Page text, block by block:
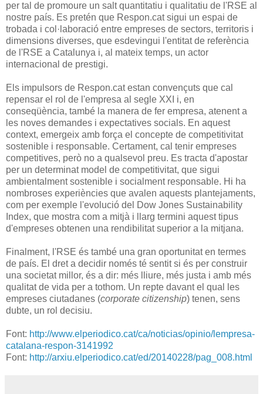
per tal de promoure un salt quantitatiu i qualitatiu de l'RSE al
nostre país. Es pretén que Respon.cat sigui un espai de
trobada i col·laboració entre empreses de sectors, territoris i
dimensions diverses, que esdevingui l'entitat de referència
de l'RSE a Catalunya i, al mateix temps, un actor
internacional de prestigi.
Els impulsors de Respon.cat estan convençuts que cal
repensar el rol de l'empresa al segle XXI i, en
conseqüència, també la manera de fer empresa, atenent a
les noves demandes i expectatives socials. En aquest
context, emergeix amb força el concepte de competitivitat
sostenible i responsable. Certament, cal tenir empreses
competitives, però no a qualsevol preu. Es tracta d'apostar
per un determinat model de competitivitat, que sigui
ambientalment sostenible i socialment responsable. Hi ha
nombroses experiències que avalen aquests plantejaments,
com per exemple l'evolució del Dow Jones Sustainability
Index, que mostra com a mitjà i llarg termini aquest tipus
d'empreses obtenen una rendibilitat superior a la mitjana.
Finalment, l'RSE és també una gran oportunitat en termes
de país. El dret a decidir només té sentit si és per construir
una societat millor, és a dir: més lliure, més justa i amb més
qualitat de vida per a tothom. Un repte davant el qual les
empreses ciutadanes (corporate citizenship) tenen, sens
dubte, un rol decisiu.
Font: http://www.elperiodico.cat/ca/noticias/opinio/lempresa-
catalana-respon-3141992
Font: http://arxiu.elperiodico.cat/ed/20140228/pag_008.html